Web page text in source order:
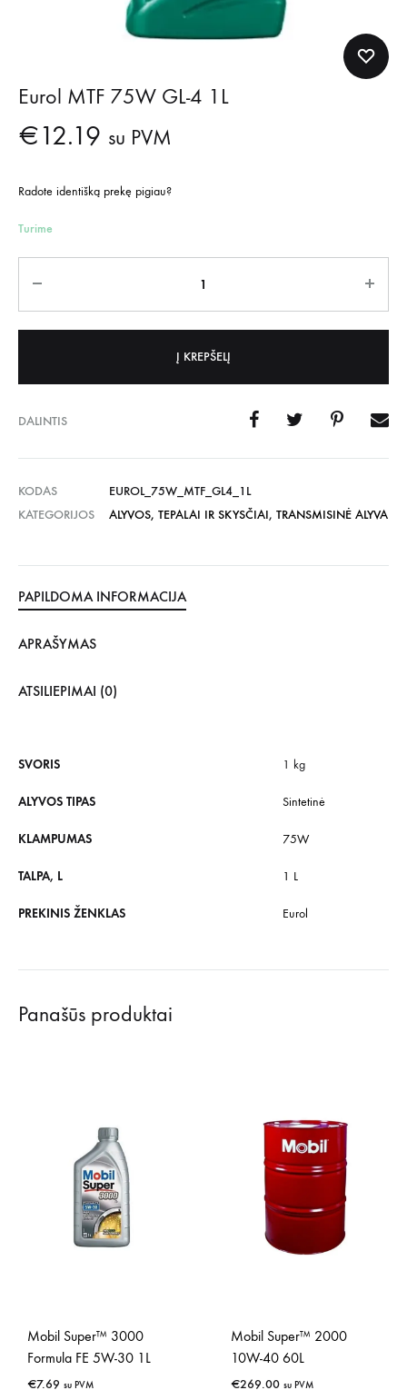
Eurol MTF 75W GL-4 1L
€12.19 su PVM
Radote identišką prekę pigiau?
Turime
Į KREPŠELĮ
DALINTIS
KODAS
EUROL_75W_MTF_GL4_1L
KATEGORIJOS
ALYVOS, TEPALAI IR SKYSČIAI, TRANSMISINĖ ALYVA
PAPILDOMA INFORMACIJA
APRAŠYMAS
ATSILIEPIMAI (0)
SVORIS 1 kg
ALYVOS TIPAS Sintetinė
KLAMPUMAS 75W
TALPA, L 1 L
PREKINIS ŽENKLAS Eurol
Panašūs produktai
Mobil Super™ 3000
Formula FE 5W-30 1L
€7.69 su PVM
Mobil Super™ 2000
10W-40 60L
€269.00 su PVM